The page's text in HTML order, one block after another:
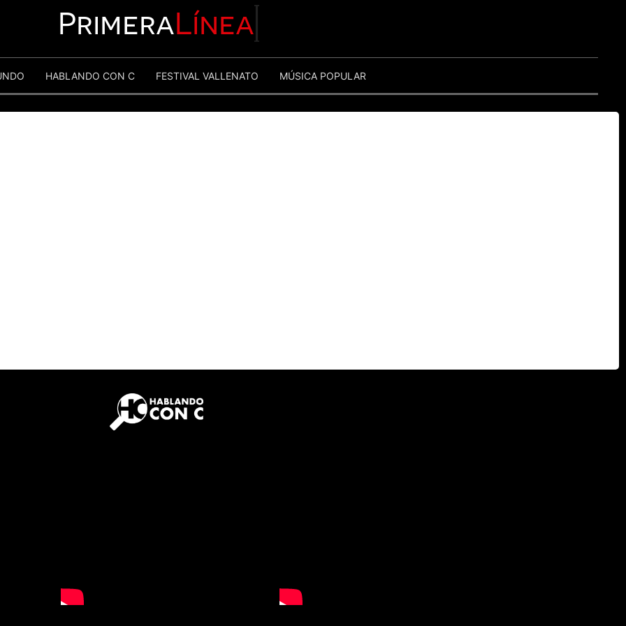
PrimeraLínea
HABLANDO CON C FESTIVAL VALLENATO MÚSICA POPULAR